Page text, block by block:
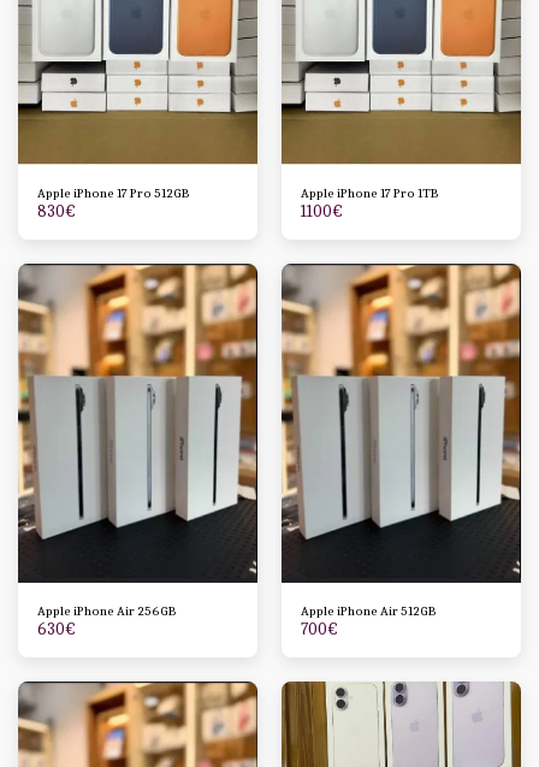
Apple iPhone 17 Pro 512GB
830€
Apple iPhone 17 Pro 1TB
1100€
Apple iPhone Air 256GB
630€
Apple iPhone Air 512GB
700€